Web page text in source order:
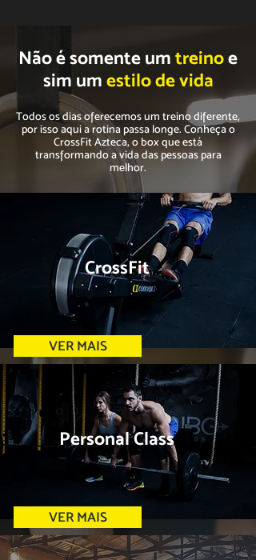
Não é somente um treinoe
sim um estilo de vida
Todos os dias oferecemos um treino diferente,
por isso aqui a rotina passa longe. Conheça o
CrossFit Azteca, o box que está
transformando a vida das pessoas para
melhor.
CrossFit
VER MAIS
Personal Class
VER MAIS